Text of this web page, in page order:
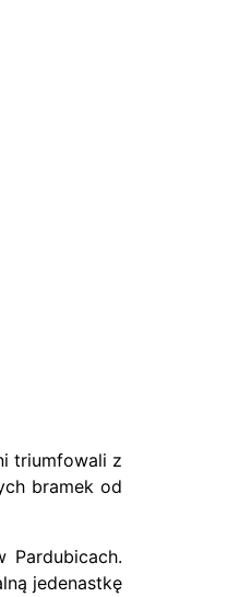
triumfowali z
bramek od
Pardubicach.
jedenastkę